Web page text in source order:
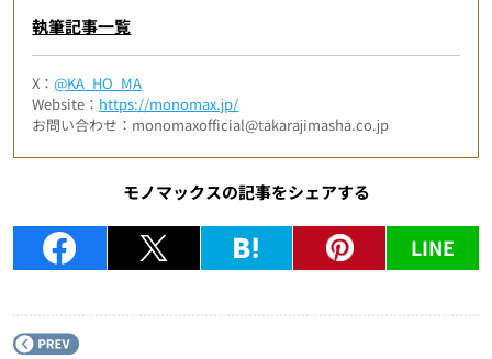
執筆記事一覧
X：@KA_HO_MA
Website： https://monomax.jp/
お問い合わせ：monomaxofficial@takarajimasha.co.jp
モノマックスの記事をシェアする
LINE